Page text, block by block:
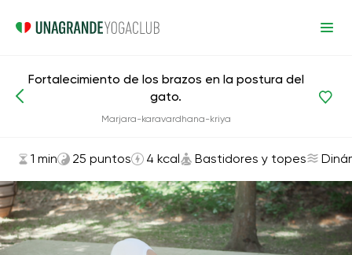
Bastidores y topes
Fortalecimiento de los brazos en la postura del
gato.
Marjara-karavardhana-kriya
1 min 25 puntos 4 kcal Bastidores y topes